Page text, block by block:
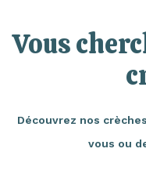
Vous
Découvrez nos
vous ou